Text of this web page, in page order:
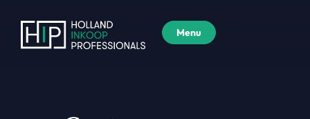
Menu